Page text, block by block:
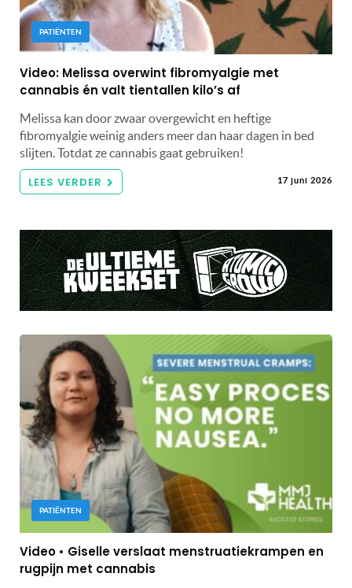
PATIËNTEN
Video: Melissa overwint fibromyalgie met
cannabis én valt tientallen kilo’s af
Melissa kan door zwaar overgewicht en heftige
fibromyalgie weinig anders meer dan haar dagen in bed
slijten. Totdat ze cannabis gaat gebruiken!
LEES VERDER 17 juni 2026
PATIËNTEN
Video • Giselle verslaat menstruatiekrampen en
rugpijn met cannabis